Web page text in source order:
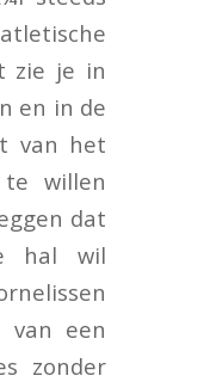
zie je in
en in de
van het
willen
dat
hal wil
van een
zonder